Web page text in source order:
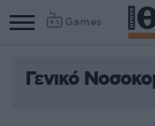
Games
Γενικό